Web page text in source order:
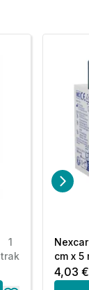
1
trak
cm x 5
4,03 €